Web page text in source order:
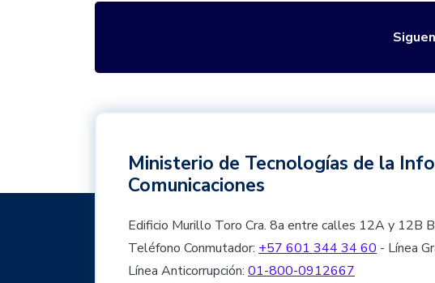
Ministerio de Tecnologías de la
Comunicaciones
Edificio Murillo Toro Cra. 8a entre calles 12A y 12B
Teléfono Conmutador: +57 601 344 34 60 - Línea
Línea Anticorrupción: 01-800-0912667